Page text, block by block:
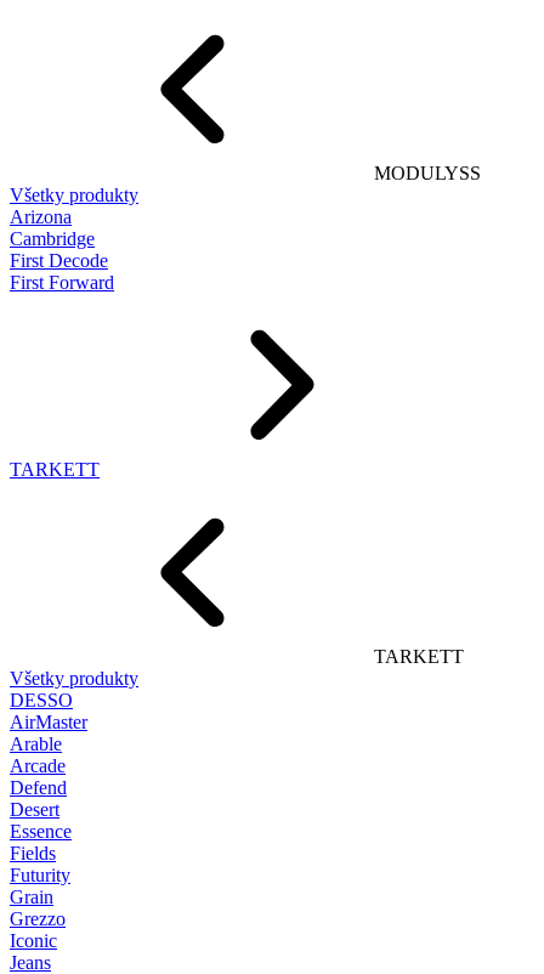
MODULYSS
Všetky produkty
Arizona
Cambridge
First Decode
First Forward
TARKETT
TARKETT
Všetky produkty
DESSO
AirMaster
Arable
Arcade
Defend
Desert
Essence
Fields
Futurity
Grain
Grezzo
Iconic
Jeans